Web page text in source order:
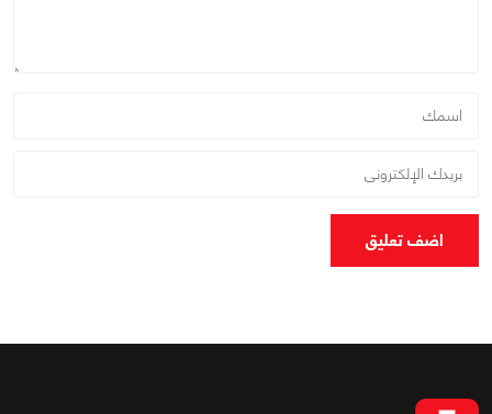
اضف تعليق